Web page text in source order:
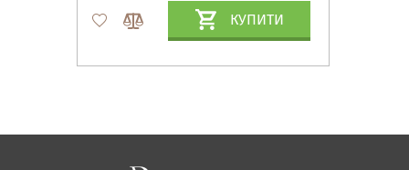
КУПИТИ
Спальні, Ліжка